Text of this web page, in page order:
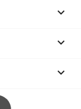

keyboard_arrow_down
